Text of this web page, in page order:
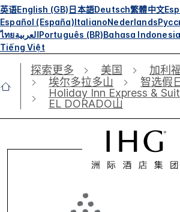
英语English (GB)日本語Deutsch繁體中文
Español (España)ItalianoNederlands
ไทยالعربيةPortuguês (BR)Bahasa Indonesia
Tiếng Việt
探索更多 美国
加利
埃尔多拉多山
智选假
Holiday Inn Express &
EL DORADO山